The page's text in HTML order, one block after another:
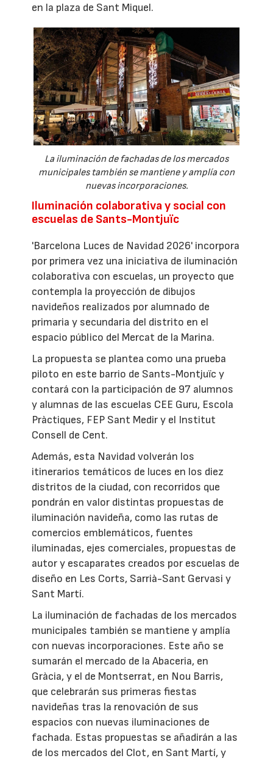
en la plaza de Sant Miquel.
La iluminación de fachadas de los mercados
municipales también se mantiene y amplía con
nuevas incorporaciones.
Iluminación colaborativa y social con
escuelas de Sants-Montjuïc
'Barcelona Luces de Navidad 2026' incorpora
por primera vez una iniciativa de iluminación
colaborativa con escuelas, un proyecto que
contempla la proyección de dibujos
navideños realizados por alumnado de
primaria y secundaria del distrito en el
espacio público del Mercat de la Marina.
La propuesta se plantea como una prueba
piloto en este barrio de Sants-Montjuïc y
contará con la participación de 97 alumnos
y alumnas de las escuelas CEE Guru, Escola
Pràctiques, FEP Sant Medir y el Institut
Consell de Cent.
Además, esta Navidad volverán los
itinerarios temáticos de luces en los diez
distritos de la ciudad, con recorridos que
pondrán en valor distintas propuestas de
iluminación navideña, como las rutas de
comercios emblemáticos, fuentes
iluminadas, ejes comerciales, propuestas de
autor y escaparates creados por escuelas de
diseño en Les Corts, Sarrià-Sant Gervasi y
Sant Martí.
La iluminación de fachadas de los mercados
municipales también se mantiene y amplía
con nuevas incorporaciones. Este año se
sumarán el mercado de la Abaceria, en
Gràcia, y el de Montserrat, en Nou Barris,
que celebrarán sus primeras fiestas
navideñas tras la renovación de sus
espacios con nuevas iluminaciones de
fachada. Estas propuestas se añadirán a las
de los mercados del Clot, en Sant Martí, y